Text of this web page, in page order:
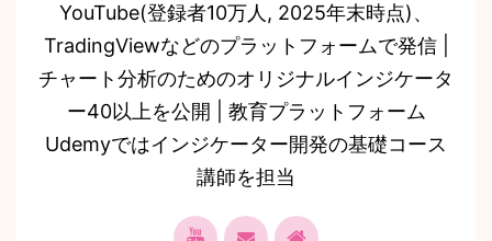
YouTube(登録者10万人, 2025年末時点)、
TradingViewなどのプラットフォームで発信 |
チャート分析のためのオリジナルインジケータ
ー40以上を公開 | 教育プラットフォーム
Udemyではインジケーター開発の基礎コース
講師を担当